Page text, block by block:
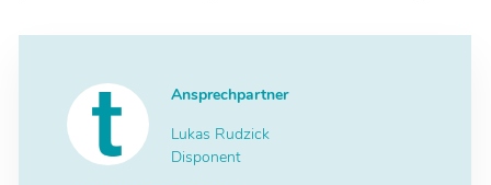
Ansprechpartner
Lukas Rudzick
Disponent